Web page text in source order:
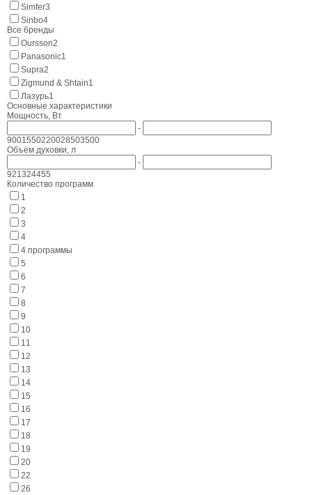
Simfer3
Sinbo4
Все бренды
Oursson2
Panasonic1
Supra2
Zigmund & Shtain1
Лазурь1
Основные характеристики
Мощность, Вт
-
9001550220028503500
Объем духовки, л
-
921324455
Количество программ
1
2
3
4
4 программы
5
6
7
8
9
10
11
12
13
14
15
16
17
18
19
20
22
26